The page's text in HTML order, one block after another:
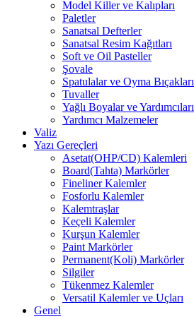
Model Killer ve Kalıpları
Paletler
Sanatsal Defterler
Sanatsal Resim Kağıtları
Soft ve Oil Pasteller
Şovale
Spatulalar ve Oyma Bıçakları
Tuvaller
Yağlı Boyalar ve Yardımcıları
Yardımcı Malzemeler
Valiz
Yazı Gereçleri
Asetat(OHP/CD) Kalemleri
Board(Tahta) Markörler
Fineliner Kalemler
Fosforlu Kalemler
Kalemtraşlar
Keçeli Kalemler
Kurşun Kalemler
Paint Markörler
Permanent(Koli) Markörler
Silgiler
Tükenmez Kalemler
Versatil Kalemler ve Uçları
Genel